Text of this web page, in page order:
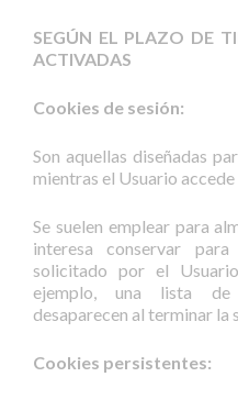
SEGÚN EL PLAZO DE
ACTIVADAS
Cookies de sesión:
Son aquellas diseñadas
mientras el Usuario accede
Se suelen emplear para
interesa conservar
solicitado por el
ejemplo, una lista
desaparecen al terminar la
Cookies persistentes: